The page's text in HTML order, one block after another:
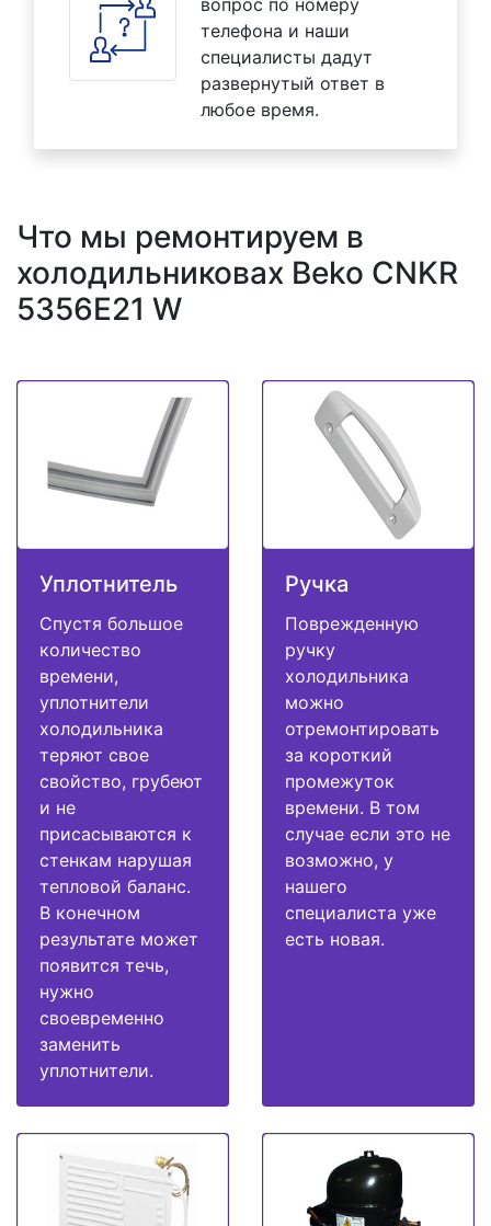
вопрос по номеру
телефона и наши
специалисты дадут
развернутый ответ в
любое время.
Что мы ремонтируем в
холодильниковах Beko CNKR
5356E21 W
Уплотнитель
Спустя большое
количество
времени,
уплотнители
холодильника
теряют свое
свойство, грубеют
и не
присасываются к
стенкам нарушая
тепловой баланс.
В конечном
результате может
появится течь,
нужно
своевременно
заменить
уплотнители.
Ручка
Поврежденную
ручку
холодильника
можно
отремонтировать
за короткий
промежуток
времени. В том
случае если это не
возможно, у
нашего
специалиста уже
есть новая.